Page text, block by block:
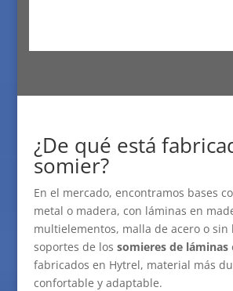
¿De qué está
somier?
En el mercado, encontramos bases
metal o madera, con láminas en
multielementos, malla de acero o sin
soportes de los somieres de láminas
fabricados en Hytrel, material más
confortable y adaptable.